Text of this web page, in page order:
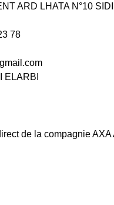
ARD LHATA N°10
78
ELARBI
de la compagnie